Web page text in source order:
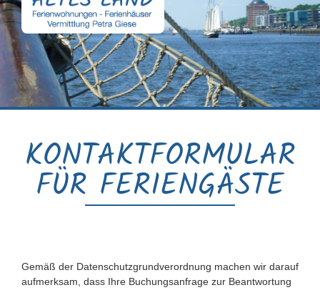
KONTAKTFORMULAR
FÜR FERIENGÄSTE
Gemäß der Datenschutzgrundverordnung machen wir darauf
aufmerksam, dass Ihre Buchungsanfrage zur Beantwortung